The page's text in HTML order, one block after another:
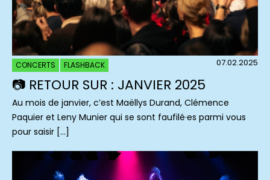
CONCERTS FLASHBACK 07.02.2025
📷 RETOUR SUR : JANVIER 2025
Au mois de janvier, c’est Maëllys Durand, Clémence
Paquier et Leny Munier qui se sont faufilé·es parmi vous
pour saisir […]